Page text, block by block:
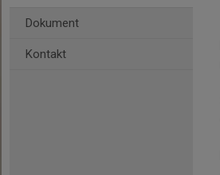
Dokument
Kontakt